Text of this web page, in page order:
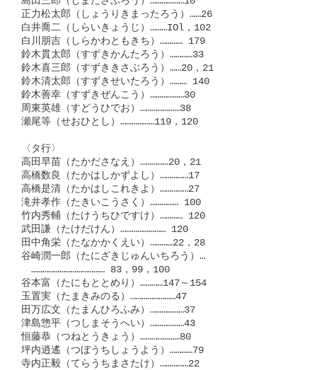
正力松太郎（しょうりきまったろう）……26
白井喬二（しらいきょうじ）………IOl，102
白川朋吉（しらかわともきち）………… 179
鈴木貫太郎（すずきかんたろう）…………33
鈴木喜三郎（すずききさぶろう）……20，21
鈴木清太郎（すずきせいたろう）……… 140
鈴木善幸（すずきぜんこう）………………30
周東英雄（すどうひでお）…………………38
瀬尾等（せおひとし）………………119，120
〈タ行〉
高田早苗（たかださなえ）……………20，21
高橋数良（たかはしかずよし）……………17
高橋是清（たかはしこれきよ）……………27
滝井孝作（たきいこうさく）…………… 100
竹内秀輔（たけうちひですけ）………… 120
武田謙（たけだけん）…………………… 120
田中角栄（たなかかくえい）…………22，28
谷崎潤一郎（たにざきじゅんいちろう）…
………………………………… 83，99，100
谷本富（たにもととめり）…………147～154
玉置実（たまきみのる）……………………47
田万広文（たまんひろふみ）………………37
津島惣平（つしまそうへい）………………43
恒藤恭（つねとうきょう）…………………80
坪内逍遙（つぼうちしょうよう）…………79
寺内正毅（てらうちまさたけ）……………22